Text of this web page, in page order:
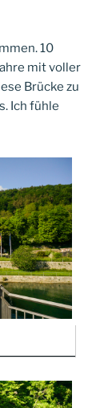
10
mit voller
Brücke zu
Ich fühle